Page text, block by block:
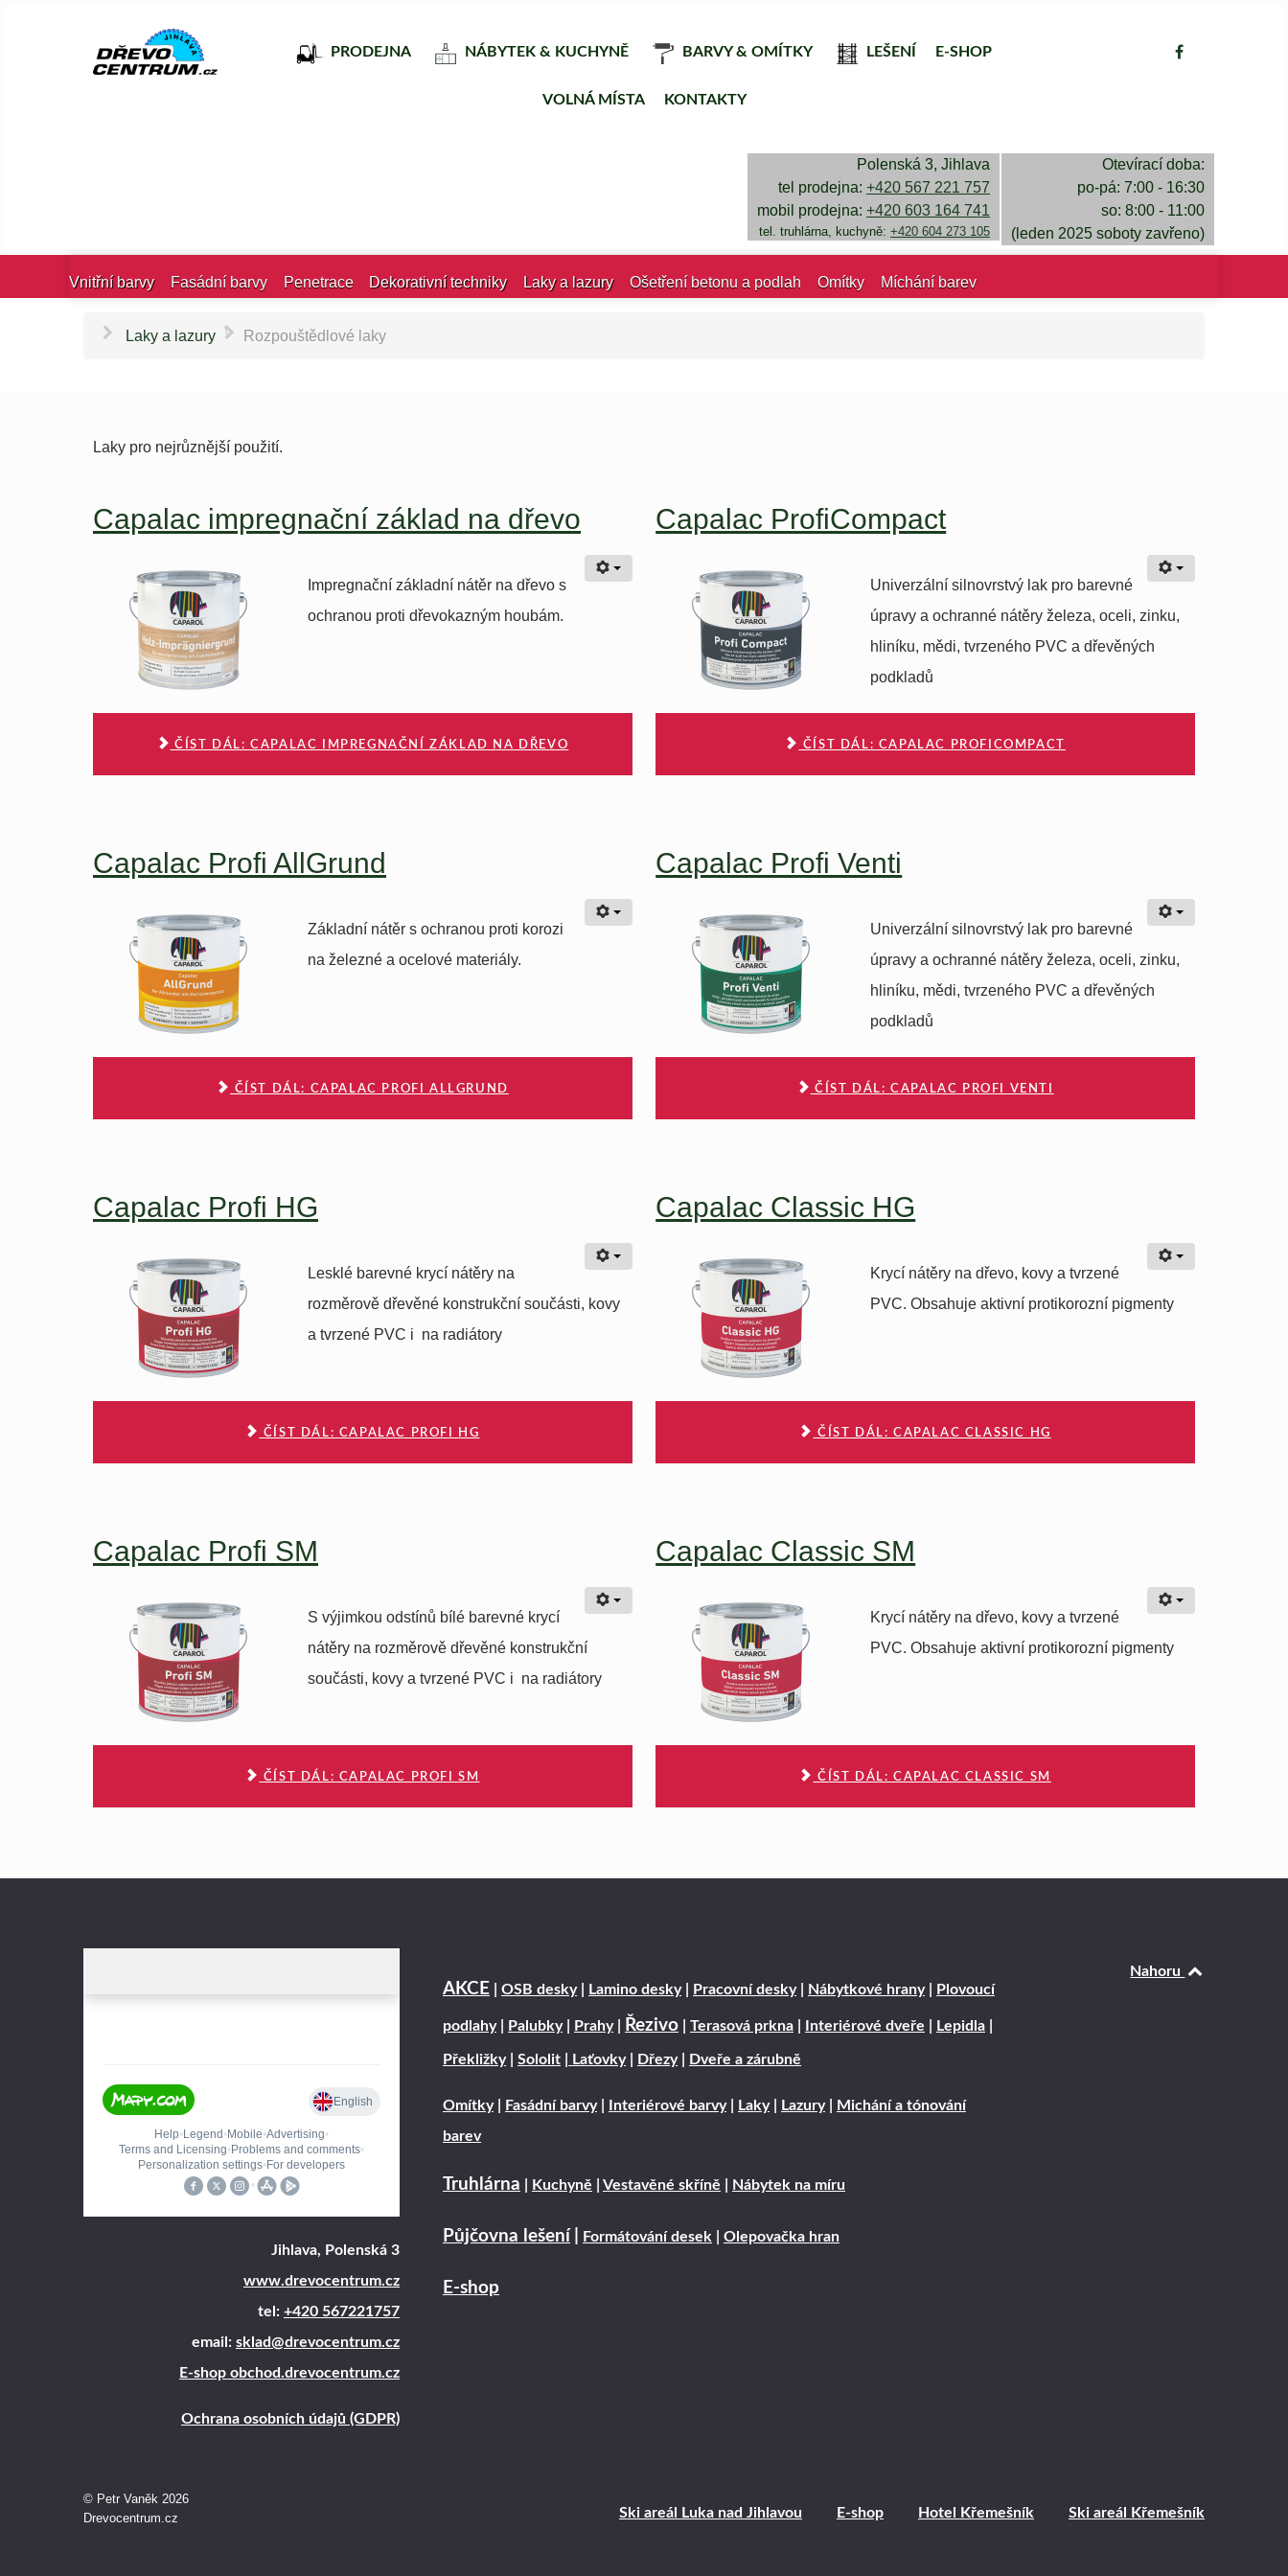
PRODEJNA NÁBYTEK & KUCHYNĚ BARVY & OMÍTKY LEŠENÍ E-SHOP
VOLNÁ MÍSTA KONTAKTY
Polenská 3, Jihlava
tel prodejna: +420 567 221 757
mobil prodejna: +420 603 164 741
tel. truhlárna, kuchyně: +420 604 273 105
Otevírací doba:
po-pá: 7:00 - 16:30
so: 8:00 - 11:00
(leden 2025 soboty zavřeno)
Vnitřní barvy Fasádní barvy Penetrace Dekorativní techniky Laky a lazury Ošetření betonu a podlah Omítky Míchání barev
Laky a lazury \ Rozpouštědlové laky
Laky pro nejrůznější použití.
Capalac impregnační základ na dřevo
Impregnační základní nátěr na dřevo s
ochranou proti dřevokazným houbám.
ČÍST DÁL: CAPALAC IMPREGNAČNÍ ZÁKLAD NA DŘEVO
Capalac ProfiCompact
Univerzální silnovrstvý lak pro barevné
úpravy a ochranné nátěry železa, oceli, zinku,
hliníku, mědi, tvrzeného PVC a dřevěných
podkladů
ČÍST DÁL: CAPALAC PROFICOMPACT
Capalac Profi AllGrund
Základní nátěr s ochranou proti korozi
na železné a ocelové materiály.
ČÍST DÁL: CAPALAC PROFI ALLGRUND
Capalac Profi Venti
Univerzální silnovrstvý lak pro barevné
úpravy a ochranné nátěry železa, oceli, zinku,
hliníku, mědi, tvrzeného PVC a dřevěných
podkladů
ČÍST DÁL: CAPALAC PROFI VENTI
Capalac Profi HG
Lesklé barevné krycí nátěry na
rozměrově dřevěné konstrukční součásti, kovy
a tvrzené PVC i na radiátory
ČÍST DÁL: CAPALAC PROFI HG
Capalac Classic HG
Krycí nátěry na dřevo, kovy a tvrzené
PVC. Obsahuje aktivní protikorozní pigmenty
ČÍST DÁL: CAPALAC CLASSIC HG
Capalac Profi SM
S výjimkou odstínů bílé barevné krycí
nátěry na rozměrově dřevěné konstrukční
součásti, kovy a tvrzené PVC i na radiátory
ČÍST DÁL: CAPALAC PROFI SM
Capalac Classic SM
Krycí nátěry na dřevo, kovy a tvrzené
PVC. Obsahuje aktivní protikorozní pigmenty
ČÍST DÁL: CAPALAC CLASSIC SM
Jihlava, Polenská 3
www.drevocentrum.cz
tel: +420 567221757
email: sklad@drevocentrum.cz
E-shop obchod.drevocentrum.cz
Ochrana osobních údajů (GDPR)
AKCE OSB desky| Lamino desky| Pracovní desky| Nábytkové hrany| Plovoucí
podlahy| Palubky| Prahy| Řezivo Terasová prkna Interiérové dveře Lepidla
Překližky| Sololit Laťovky| Dřezy| Dveře a zárubně
Omítky| Fasádní barvy| Interiérové barvy| Laky| Lazury|
Michání a tónování
barev
Truhlárna Kuchyně Vestavěné skříně Nábytek na míru
Půjčovna lešení Formátování desek Olepovačka hran
E-shop
Nahoru
© Petr Vaněk 2026
Drevocentrum.cz
Ski areál Luka nad Jihlavou E-shop Hotel Křemešník Ski areál Křemešník